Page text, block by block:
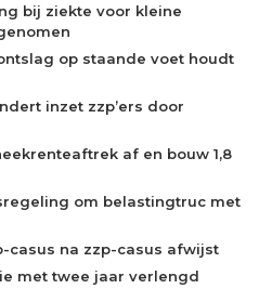
bij ziekte voor kleine
op staande voet houdt
inzet zzp’ers door
af en bouw 1,8
om belastingtruc met
casus na zzp-casus afwijst
met twee jaar verlengd